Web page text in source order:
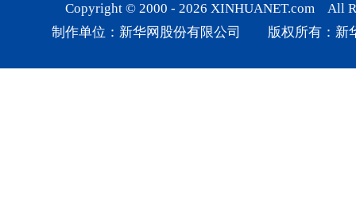
Copyright © 2000 - 2026 XINHUANET.com All
制作单位：新华网股份有限公司 版权所有：新